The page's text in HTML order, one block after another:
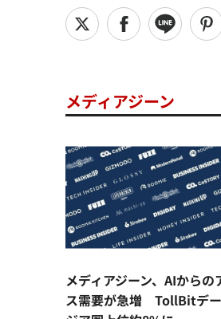
メディアジーン
メディアジーン、AIからの
ス需要が急増 TollBitデ